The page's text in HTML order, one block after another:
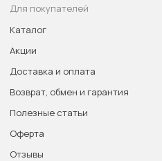
Для покупателей
Каталог
Акции
Доставка и оплата
Возврат, обмен и гарантия
Полезные статьи
Оферта
Отзывы